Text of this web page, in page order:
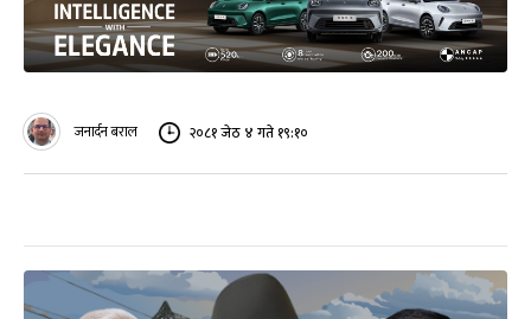
जनार्दन बराल २०८१ जेठ ४ गते १९:१०